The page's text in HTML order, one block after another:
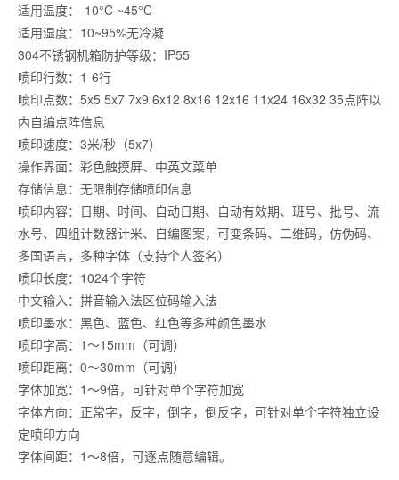
适用温度：-10°C ~45°C
适用湿度：10~95%无冷凝
304不锈钢机箱防护等级：IP55
喷印行数：1-6行
喷印点数：5x5 5x7 7x9 6x12 8x16 12x16 11x24 16x32 35点阵以
内自编点阵信息
喷印速度：3米/秒（5x7）
操作界面：彩色触摸屏、中英文菜单
存储信息：无限制存储喷印信息
喷印内容：日期、时间、自动日期、自动有效期、班号、批号、流
水号、四组计数器计米、自编图案，可变条码、二维码，仿伪码、
多国语言，多种字体（支持个人签名）
喷印长度：1024个字符
中文输入：拼音输入法区位码输入法
喷印墨水：黑色、蓝色、红色等多种颜色墨水
喷印字高：1～15mm（可调）
喷印距离：0～30mm（可调）
字体加宽：1～9倍，可针对单个字符加宽
字体方向：正常字，反字，倒字，倒反字，可针对单个字符独立设
定喷印方向
字体间距：1～8倍，可逐点随意编辑。